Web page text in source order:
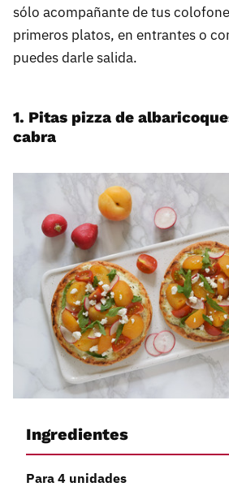
sólo acompañante de tus
primeros platos, en entrantes o
puedes darle salida.
1. Pitas pizza de
cabra
Ingredientes
Para 4 unidades